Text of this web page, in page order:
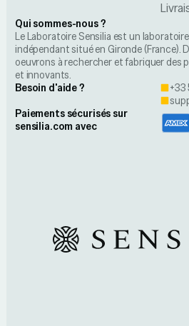
Qui sommes-nous ?
Le Laboratoire Sensilia est un
indépendant situé en Gironde (France).
oeuvrons à rechercher et fabriquer des
et innovants.
Besoin d'aide ?
Paiements sécurisés sur
sensilia.com avec